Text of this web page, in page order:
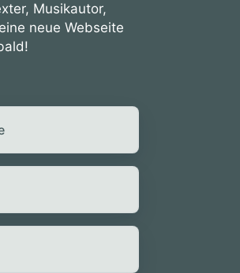
Musikautor,
neue Webseite